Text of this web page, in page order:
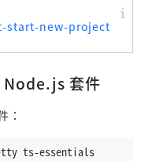
start-new-project
Node.js 套件
：
ts-essentials